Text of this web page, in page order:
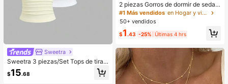
Sweetra
Sweetra 3 piezas/Set Tops de tiran
tes halter para mujer, estilo francés
de verano, lunares & blanco, amarill
$15.68
2 piezas Gorros de dormir de seda y
satén de lujo, unicolor, gorros elásti
cos de protección del cabello, liger
os y cómodos para usar toda la noc
he, cuidado del cabello, ducha, ajus
te suave al cuero cabelludo, para el
la
#1 Más vendidos
en Hogar y vida
50+ vendidos
$1 .43 -25% Últimas 4 hrs